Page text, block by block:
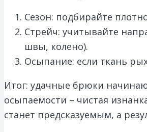
Сезон: подбирайте
Стрейч: учитывайте
швы, колено).
Осыпание: если ткань
Итог: удачные брюки
осыпаемости – чистая
станет предсказуемым, а